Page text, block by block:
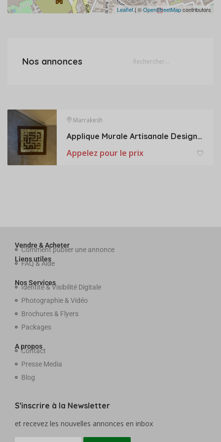
Leaflet| ©OpenStreetMapcontributors
Nos annonces
Marrakesh
Applique Murale Artisanale Design pour Éclairage Décoratif pour Intérieur
Appelez pour le prix
Vendre & Acheter
Comment publier une annonce
Liens utiles
FAQ & Aide
Nos Services
Identité & Visibilité Digitale
Photographie & Vidéo
Brochures & Flyers
Packages
A propos
Contact
Presse Media
Blog
S'inscrire à la Newsletter
et recevez les nouvelles annonces en inbox